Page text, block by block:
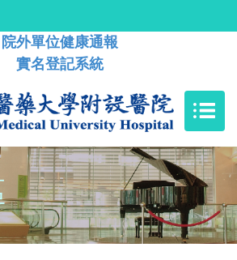
院外單位健康通報
實名登記系統